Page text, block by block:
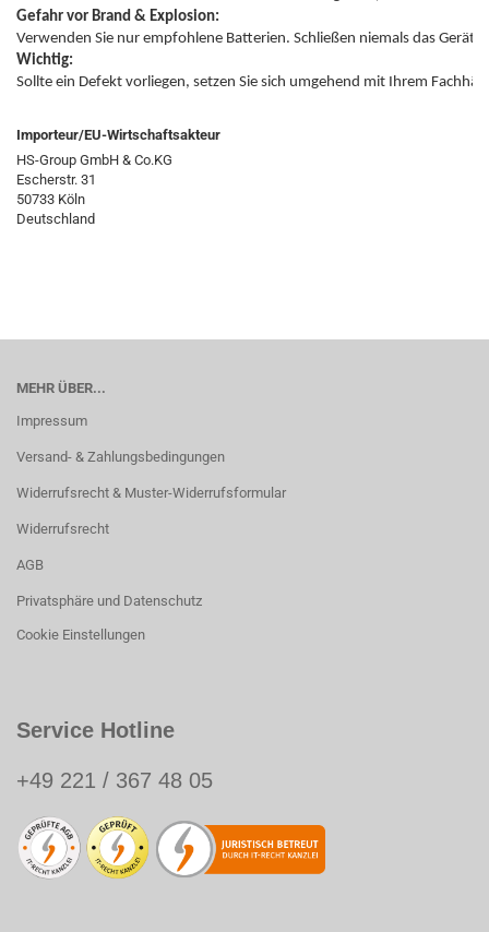
Gefahr vor Brand & Explosion:
Wichtig:
Sollte ein Defekt vorliegen, setzen Sie sich umgehend mit Ihrem
Importeur/EU-Wirtschaftsakteur
HS-Group GmbH & Co.KG
Escherstr. 31
50733 Köln
Deutschland
MEHR ÜBER...
Impressum
Versand- & Zahlungsbedingungen
Widerrufsrecht & Muster-Widerrufsformular
Widerrufsrecht
AGB
Privatsphäre und Datenschutz
Cookie Einstellungen
Service Hotline
+49 221 / 367 48 05